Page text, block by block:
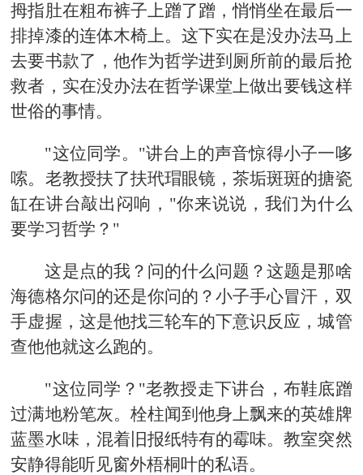
拇指肚在粗布裤子上蹭了蹭，悄悄坐在最后一
排掉漆的连体木椅上。这下实在是没办法马上
去要书款了，他作为哲学进到厕所前的最后抢
救者，实在没办法在哲学课堂上做出要钱这样
世俗的事情。
"这位同学。"讲台上的声音惊得小子一哆
嗦。老教授扶了扶玳瑁眼镜，茶垢斑斑的搪瓷
缸在讲台敲出闷响，"你来说说，我们为什么
要学习哲学？"
这是点的我？问的什么问题？这题是那啥
海德格尔问的还是你问的？小子手心冒汗，双
手虚握，这是他找三轮车的下意识反应，城管
查他他就这么跑的。
"这位同学？"老教授走下讲台，布鞋底蹭
过满地粉笔灰。栓柱闻到他身上飘来的英雄牌
蓝墨水味，混着旧报纸特有的霉味。教室突然
安静得能听见窗外梧桐叶的私语。